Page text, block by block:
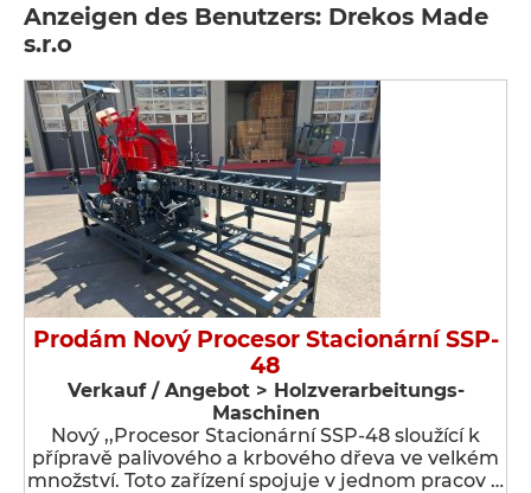
Anzeigen des Benutzers: Drekos Made
s.r.o
Prodám Nový Procesor Stacionární SSP-
48
Verkauf / Angebot > Holzverarbeitungs-
Maschinen
Nový ,,Procesor Stacionární SSP-48 sloužící k
přípravě palivového a krbového dřeva ve velkém
množství. Toto zařízení spojuje v jednom pracov …